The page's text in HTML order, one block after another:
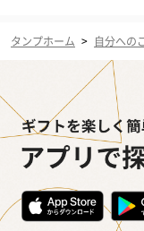
タンプホーム > 自分への